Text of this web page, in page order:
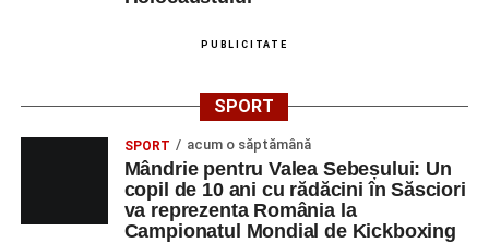
PUBLICITATE
SPORT
SPORT acum o săptămână
Mândrie pentru Valea Sebeșului: Un
copil de 10 ani cu rădăcini în Săsciori
va reprezenta România la
Campionatul Mondial de Kickboxing